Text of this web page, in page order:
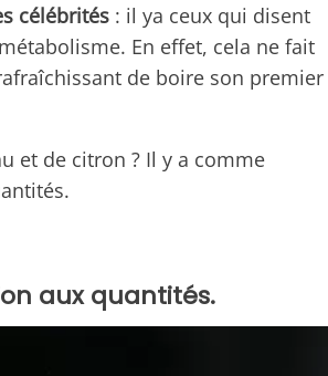
célébrités : il ya ceux qui disent
En effet, cela ne fait
de boire son premier
et de citron ? Il y a comme
aux quantités.